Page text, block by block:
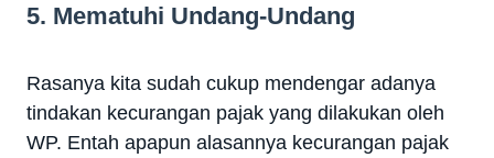
5. Mematuhi Undang-Undang
Rasanya kita sudah cukup mendengar adanya
tindakan kecurangan pajak yang dilakukan oleh
WP. Entah apapun alasannya kecurangan pajak